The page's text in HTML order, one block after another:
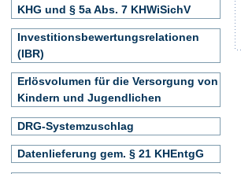
KHG und § 5a Abs. 7 KHWiSichV
Investitionsbewertungsrelationen
(IBR)
Erlösvolumen für die Versorgung von
Kindern und Jugendlichen
DRG-Systemzuschlag
Datenlieferung gem. § 21 KHEntgG